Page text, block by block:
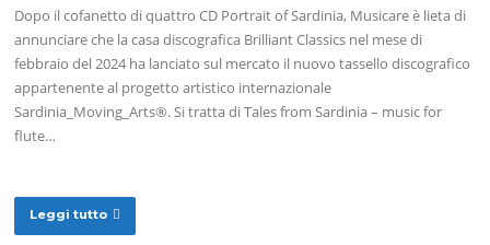
Dopo il cofanetto di quattro CD Portrait of Sardinia, Musicare è lieta di
annunciare che la casa discografica Brilliant Classics nel mese di
febbraio del 2024 ha lanciato sul mercato il nuovo tassello discografico
appartenente al progetto artistico internazionale
Sardinia_Moving_Arts®. Si tratta di Tales from Sardinia – music for
flute…
Leggi tutto